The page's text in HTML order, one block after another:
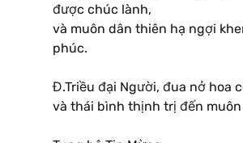
được chúc lành,
và muôn dân thiên hạ ngợi
phúc.
Đ.Triều đại Người, đua nở hoa
và thái bình thịnh trị đến muôn